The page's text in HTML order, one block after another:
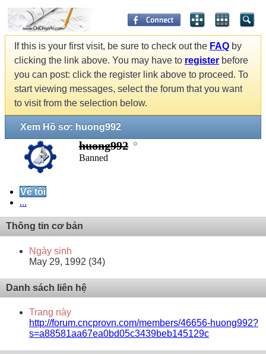
If this is your first visit, be sure to check out the FAQ by
clicking the link above. You may have to register before
you can post: click the register link above to proceed. To
start viewing messages, select the forum that you want
to visit from the selection below.
Xem Hồ sơ: huong992
huong992
Banned
Về tôi
...
Thông tin cơ bản
Ngày sinh
May 29, 1992 (34)
Danh sách liên hệ
Trang này
http://forum.cncprovn.com/members/46656-huong992?
s=a88581aa67ea0bd05c3439beb145129c